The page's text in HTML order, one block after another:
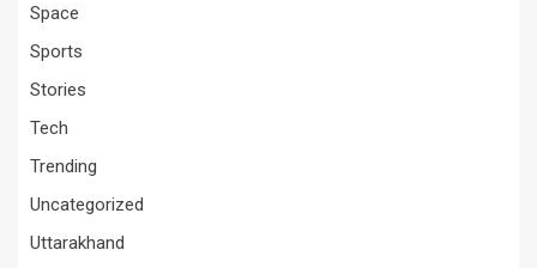
Space
Sports
Stories
Tech
Trending
Uncategorized
Uttarakhand